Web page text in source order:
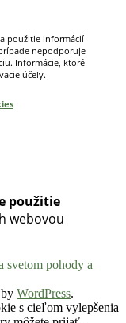
použitie informácií
nepodporuje
Informácie, ktoré
účely.
použitie
webovou
svetom pohody a
WordPress.
s cieľom vylepšenia